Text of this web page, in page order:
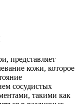
представляет
кожи, которое
сосудистых
такими как